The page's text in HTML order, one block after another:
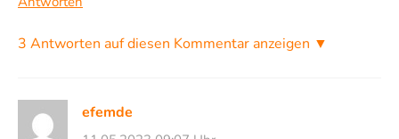
3 Antworten auf diesen Kommentar anzeigen ▼
efemde